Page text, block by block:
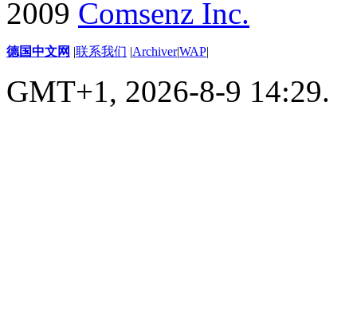
2009 Comsenz Inc.
德国中文网 |联系我们 |Archiver|WAP|
GMT+1, 2026-8-9 14:29.